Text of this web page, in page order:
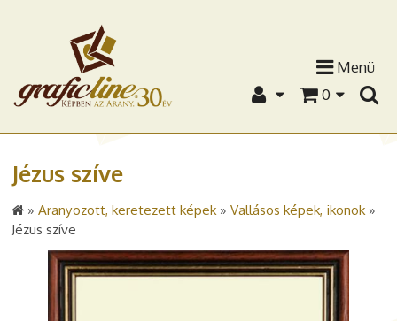
Menü
0
Jézus szíve
» Aranyozott, keretezett képek» Vallásos képek, ikonok»
Jézus szíve